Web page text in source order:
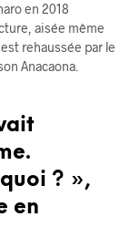
en 2018
aisée même
rehaussée par le
Anacaona.
.
? »,
en